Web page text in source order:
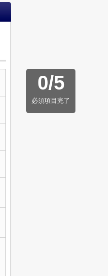
0/5
必須項目完了